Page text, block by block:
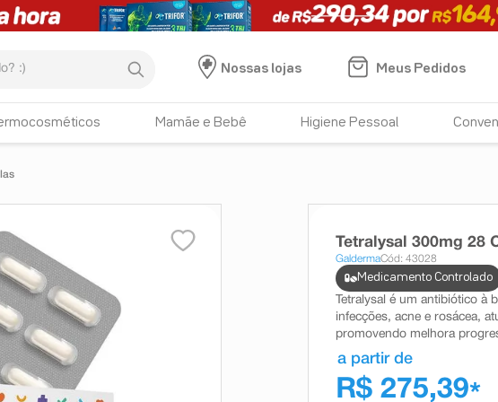
Nossas lojas
Meus Pedidos
Mamãe e Bebê Higiene Pessoal
Tetralysal 300mg 28
GaldermaCód: 43028
Medicamento Controlado
Tetralysal é um antibiótico à
infecções, acne e rosácea,
promovendo melhora
a partir de
R$ 275,39*